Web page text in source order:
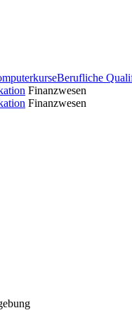
Berufliche
Finanzwesen
Finanzwesen